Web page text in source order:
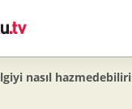
nasıl